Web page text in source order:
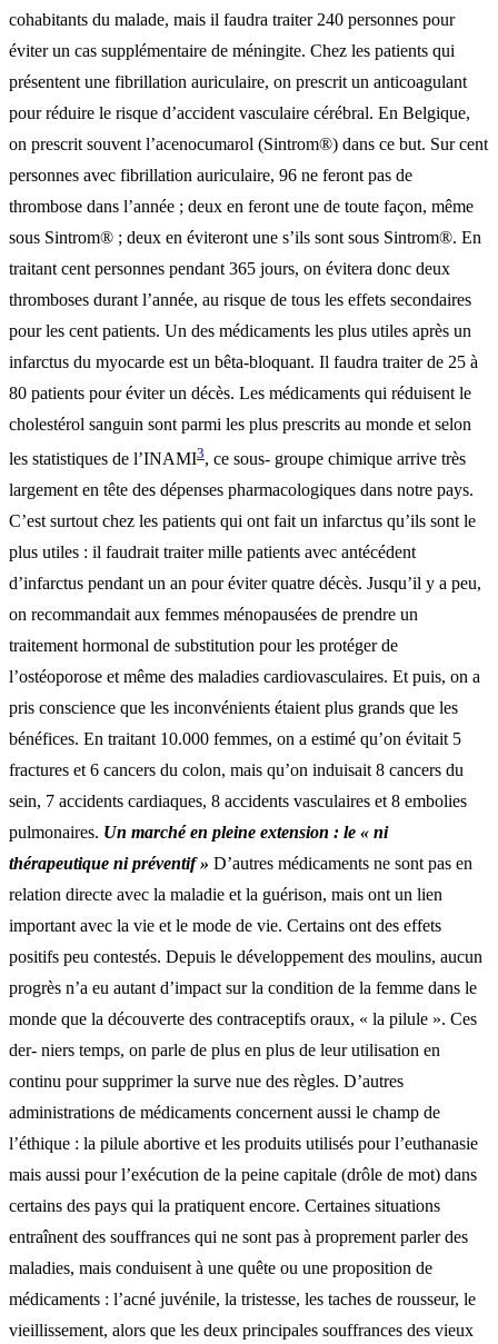
cohabitants du malade, mais il faudra traiter 240 personnes pour
éviter un cas supplémentaire de méningite. Chez les patients qui
présentent une fibrillation auriculaire, on prescrit un anticoagulant
pour réduire le risque d’accident vasculaire cérébral. En Belgique,
on prescrit souvent l’acenocumarol (Sintrom®) dans ce but. Sur cent
personnes avec fibrillation auriculaire, 96 ne feront pas de
thrombose dans l’année ; deux en feront une de toute façon, même
sous Sintrom® ; deux en éviteront une s’ils sont sous Sintrom®. En
traitant cent personnes pendant 365 jours, on évitera donc deux
thromboses durant l’année, au risque de tous les effets secondaires
pour les cent patients. Un des médicaments les plus utiles après un
infarctus du myocarde est un bêta-bloquant. Il faudra traiter de 25 à
80 patients pour éviter un décès. Les médicaments qui réduisent le
cholestérol sanguin sont parmi les plus prescrits au monde et selon
les statistiques de l’INAMI3, ce sous- groupe chimique arrive très
largement en tête des dépenses pharmacologiques dans notre pays.
C’est surtout chez les patients qui ont fait un infarctus qu’ils sont le
plus utiles : il faudrait traiter mille patients avec antécédent
d’infarctus pendant un an pour éviter quatre décès. Jusqu’il y a peu,
on recommandait aux femmes ménopausées de prendre un
traitement hormonal de substitution pour les protéger de
l’ostéoporose et même des maladies cardiovasculaires. Et puis, on a
pris conscience que les inconvénients étaient plus grands que les
bénéfices. En traitant 10.000 femmes, on a estimé qu’on évitait 5
fractures et 6 cancers du colon, mais qu’on induisait 8 cancers du
sein, 7 accidents cardiaques, 8 accidents vasculaires et 8 embolies
pulmonaires. Un marché en pleine extension : le « ni
thérapeutique ni préventif » D’autres médicaments ne sont pas en
relation directe avec la maladie et la guérison, mais ont un lien
important avec la vie et le mode de vie. Certains ont des effets
positifs peu contestés. Depuis le développement des moulins, aucun
progrès n’a eu autant d’impact sur la condition de la femme dans le
monde que la découverte des contraceptifs oraux, « la pilule ». Ces
der- niers temps, on parle de plus en plus de leur utilisation en
continu pour supprimer la surve nue des règles. D’autres
administrations de médicaments concernent aussi le champ de
l’éthique : la pilule abortive et les produits utilisés pour l’euthanasie
mais aussi pour l’exécution de la peine capitale (drôle de mot) dans
certains des pays qui la pratiquent encore. Certaines situations
entraînent des souffrances qui ne sont pas à proprement parler des
maladies, mais conduisent à une quête ou une proposition de
médicaments : l’acné juvénile, la tristesse, les taches de rousseur, le
vieillissement, alors que les deux principales souffrances des vieux